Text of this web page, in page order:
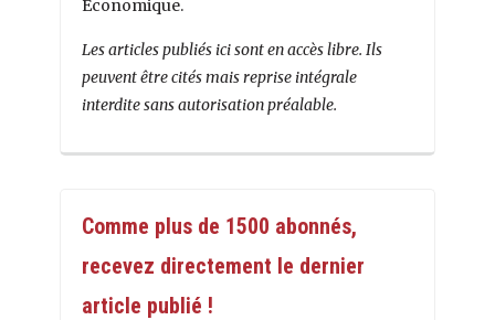
Économique.
Les articles publiés ici sont en accès libre. Ils
peuvent être cités mais reprise intégrale
interdite sans autorisation préalable.
Comme plus de 1500 abonnés,
recevez directement le dernier
article publié !